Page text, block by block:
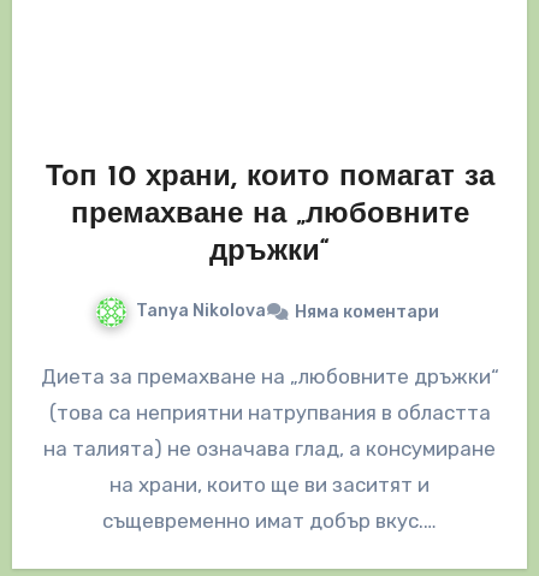
Топ 10 храни, които помагат за
премахване на „любовните
дръжки“
Tanya Nikolova Няма коментари
Диета за премахване на „любовните дръжки“
(това са неприятни натрупвания в областта
на талията) не означава глад, а консумиране
на храни, които ще ви заситят и
същевременно имат добър вкус.…